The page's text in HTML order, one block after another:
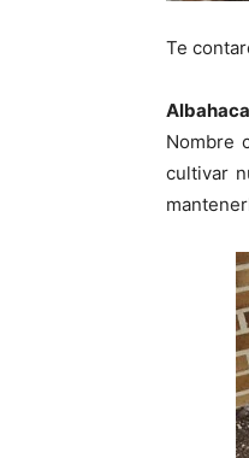
Te
Albahaca
Nombre
cultivar